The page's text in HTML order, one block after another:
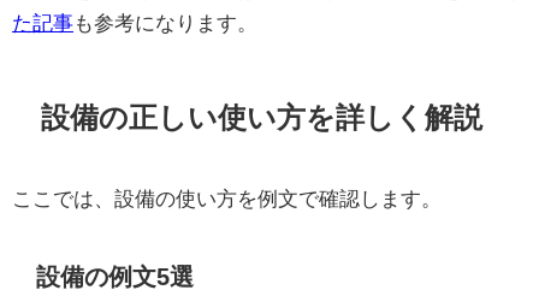
た記事も参考になります。
設備の正しい使い方を詳しく解説
ここでは、設備の使い方を例文で確認します。
設備の例文5選